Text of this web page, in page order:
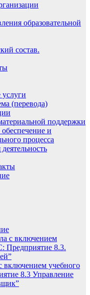
образовательной
состав.
(перевода)
поддержки
и
процесса
с включением
Предприятие 8.3.
учебного
8.3 Управление